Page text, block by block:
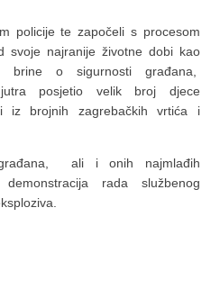
policije te započeli s procesom
svoje najranije životne dobi kao
brine o sigurnosti građana,
posjetio velik broj djece
iz brojnih zagrebačkih vrtića i
ali i onih najmlađih
rada službenog